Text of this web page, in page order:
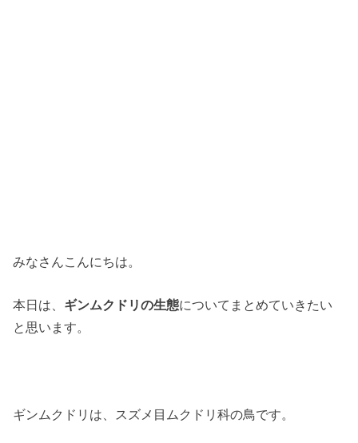
みなさんこんにちは。
本日は、 ギンムクドリの生態についてまとめていきたい
と思います。
ギンムクドリは、スズメ目ムクドリ科の鳥です。